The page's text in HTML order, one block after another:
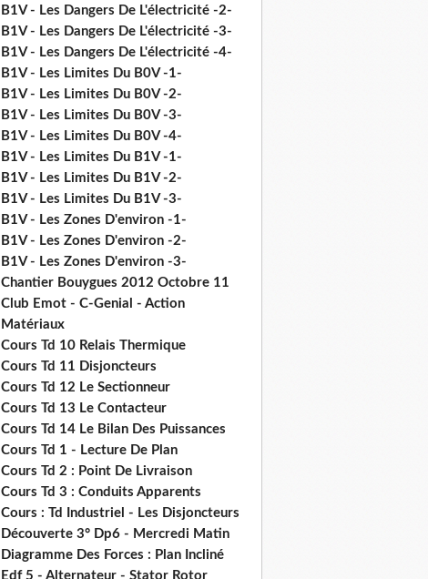
B1V - Les Dangers De L'électricité -2-
B1V - Les Dangers De L'électricité -3-
B1V - Les Dangers De L'électricité -4-
B1V - Les Limites Du B0V -1-
B1V - Les Limites Du B0V -2-
B1V - Les Limites Du B0V -3-
B1V - Les Limites Du B0V -4-
B1V - Les Limites Du B1V -1-
B1V - Les Limites Du B1V -2-
B1V - Les Limites Du B1V -3-
B1V - Les Zones D'environ -1-
B1V - Les Zones D'environ -2-
B1V - Les Zones D'environ -3-
Chantier Bouygues 2012 Octobre 11
Club Emot - C-Genial - Action
Matériaux
Cours Td 10 Relais Thermique
Cours Td 11 Disjoncteurs
Cours Td 12 Le Sectionneur
Cours Td 13 Le Contacteur
Cours Td 14 Le Bilan Des Puissances
Cours Td 1 - Lecture De Plan
Cours Td 2 : Point De Livraison
Cours Td 3 : Conduits Apparents
Cours : Td Industriel - Les Disjoncteurs
Découverte 3° Dp6 - Mercredi Matin
Diagramme Des Forces : Plan Incliné
Edf 5 - Alternateur - Stator Rotor